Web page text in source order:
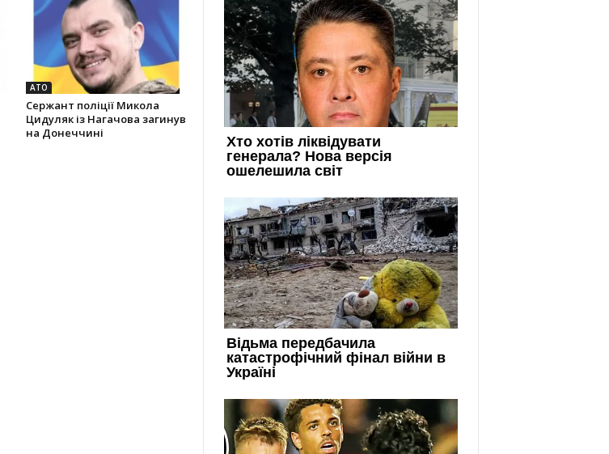
АТО
Сержант поліції Микола
Цидуляк із Нагачова загинув
на Донеччині